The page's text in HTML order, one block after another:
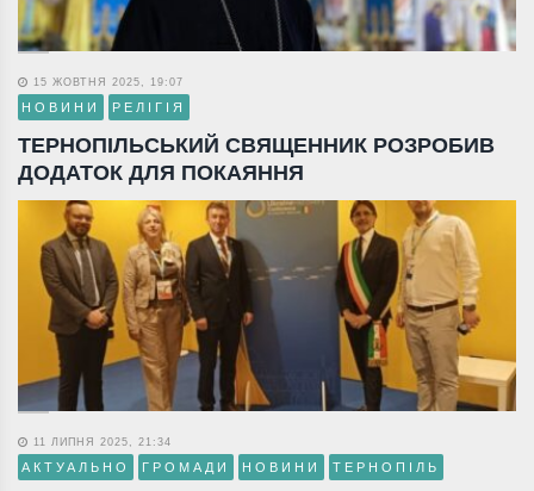
15 ЖОВТНЯ 2025, 19:07
НОВИНИ РЕЛІГІЯ
ТЕРНОПІЛЬСЬКИЙ СВЯЩЕННИК РОЗРОБИВ
ДОДАТОК ДЛЯ ПОКАЯННЯ
11 ЛИПНЯ 2025, 21:34
АКТУАЛЬНО ГРОМАДИ НОВИНИ ТЕРНОПІЛЬ